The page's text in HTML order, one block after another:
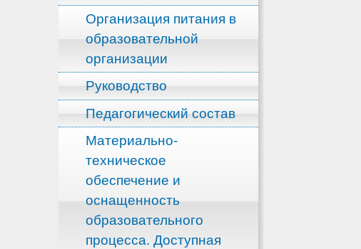
Организация питания в
образовательной
организации
Руководство
Педагогический состав
Материально-
техническое
обеспечение и
оснащенность
образовательного
процесса. Доступная